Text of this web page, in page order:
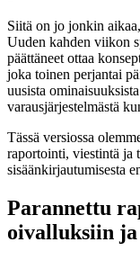
Siitä on jo jonkin
Uuden kahden viikon
päättäneet ottaa
joka toinen perjantai
uusista
varausjärjestelmästä
Tässä versiossa
raportointi, viestintä ja
sisäänkirjautumisesta
Parannettu
oivalluksiin ja